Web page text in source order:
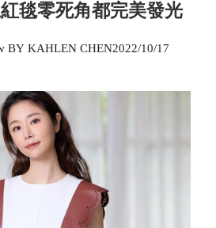
毯零死角都完美發光
BYKAHLEN CHEN2022/10/17